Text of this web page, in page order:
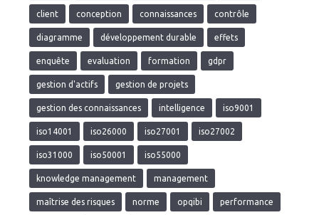
client conception connaissances contrôle
diagramme développement durable effets
enquête evaluation formation gdpr
gestion d'actifs gestion de projets
gestion des connaissances intelligence iso9001
iso14001 iso26000 iso27001 iso27002
iso31000 iso50001 iso55000
knowledge management management
maîtrise des risques norme opqibi performance